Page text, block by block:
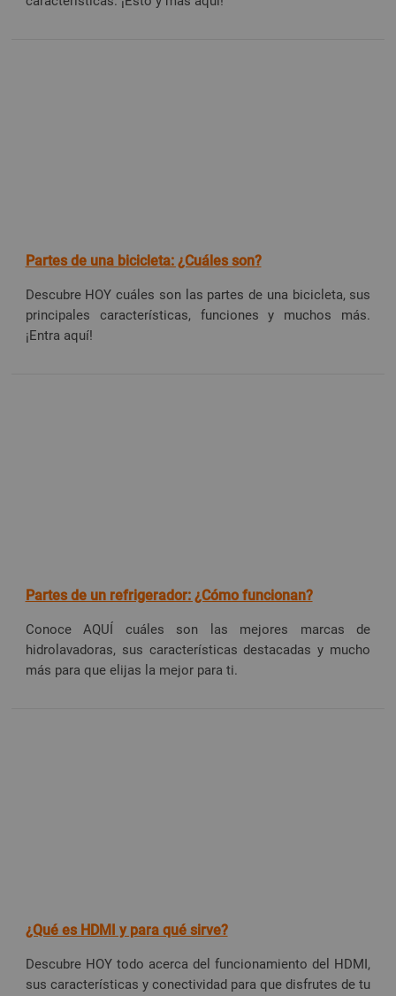
Partes de una bicicleta: ¿Cuáles son?
Descubre HOY cuáles son las partes de una bicicleta, sus
principales características, funciones y muchos más.
¡Entra aquí!
Partes de un refrigerador: ¿Cómo funcionan?
Conoce AQUÍ cuáles son las mejores marcas de
hidrolavadoras, sus características destacadas y mucho
más para que elijas la mejor para ti.
¿Qué es HDMI y para qué sirve?
Descubre HOY todo acerca del funcionamiento del HDMI,
sus características y conectividad para que disfrutes de tu